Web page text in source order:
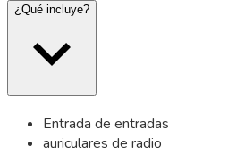
¿Qué incluye?
Entrada de entradas
auriculares de radio